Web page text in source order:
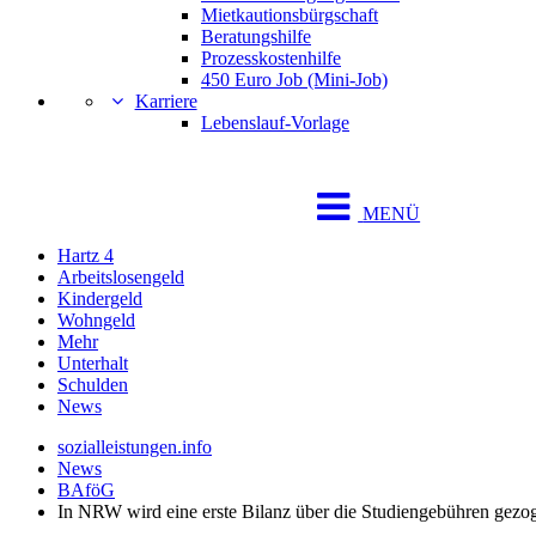
Mietkautionsbürgschaft
Beratungshilfe
Prozesskostenhilfe
450 Euro Job (Mini-Job)
Karriere
Lebenslauf-Vorlage
MENÜ
Hartz 4
Arbeitslosengeld
Kindergeld
Wohngeld
Mehr
Unterhalt
Schulden
News
sozialleistungen.info
News
BAföG
In NRW wird eine erste Bilanz über die Studiengebühren